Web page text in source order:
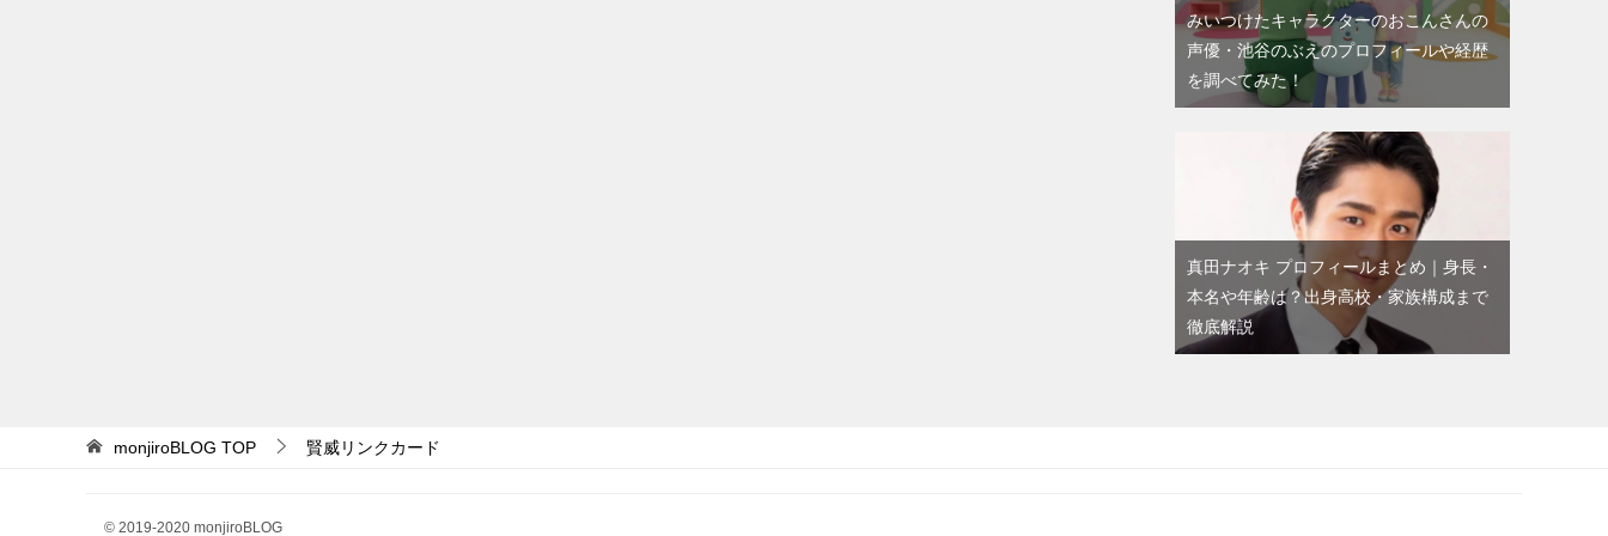
みいつけたキャラクターのおこんさんの
声優・池谷のぶえのプロフィールや経歴
を調べてみた！
真田ナオキ プロフィールまとめ｜身長・
本名や年齢は？出身高校・家族構成まで
徹底解説
monjiroBLOG TOP 賢威リンクカード
© 2019-2020 monjiroBLOG